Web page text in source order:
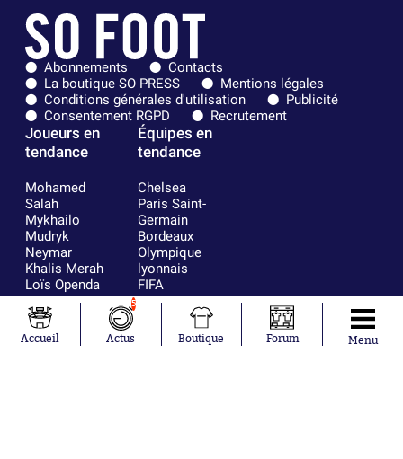
Abonnements
Contacts
La boutique SO PRESS
Mentions légales
Conditions générales d'utilisation
Publicité
Consentement RGPD
Recrutement
Joueurs en
tendance
Mohamed
Salah
Mykhailo
Mudryk
Neymar
Khalis Merah
Loïs Openda
Moussa
Niakhaté
Nicolás
Tagliafico
Équipes en
tendance
Chelsea
Paris Saint-
Germain
Bordeaux
Olympique
lyonnais
FIFA
Real Madrid
RC Strasbourg
AC Milan
France
Accueil
5
Actus Boutique Forum Menu